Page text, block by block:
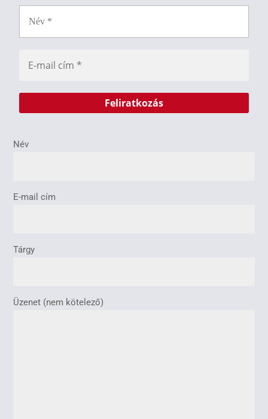
Név
E-mail cím
Tárgy
Üzenet (nem kötelező)